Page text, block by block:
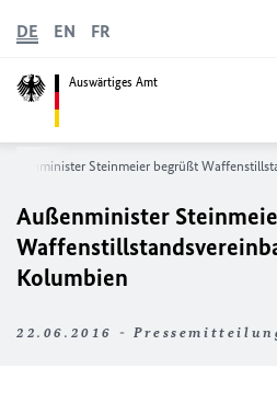
Auswärtiges Amt
DE EN FR
Außenminister Steinmeier begrüßt
Außenminister
Kolumbien
22.06.2016 -